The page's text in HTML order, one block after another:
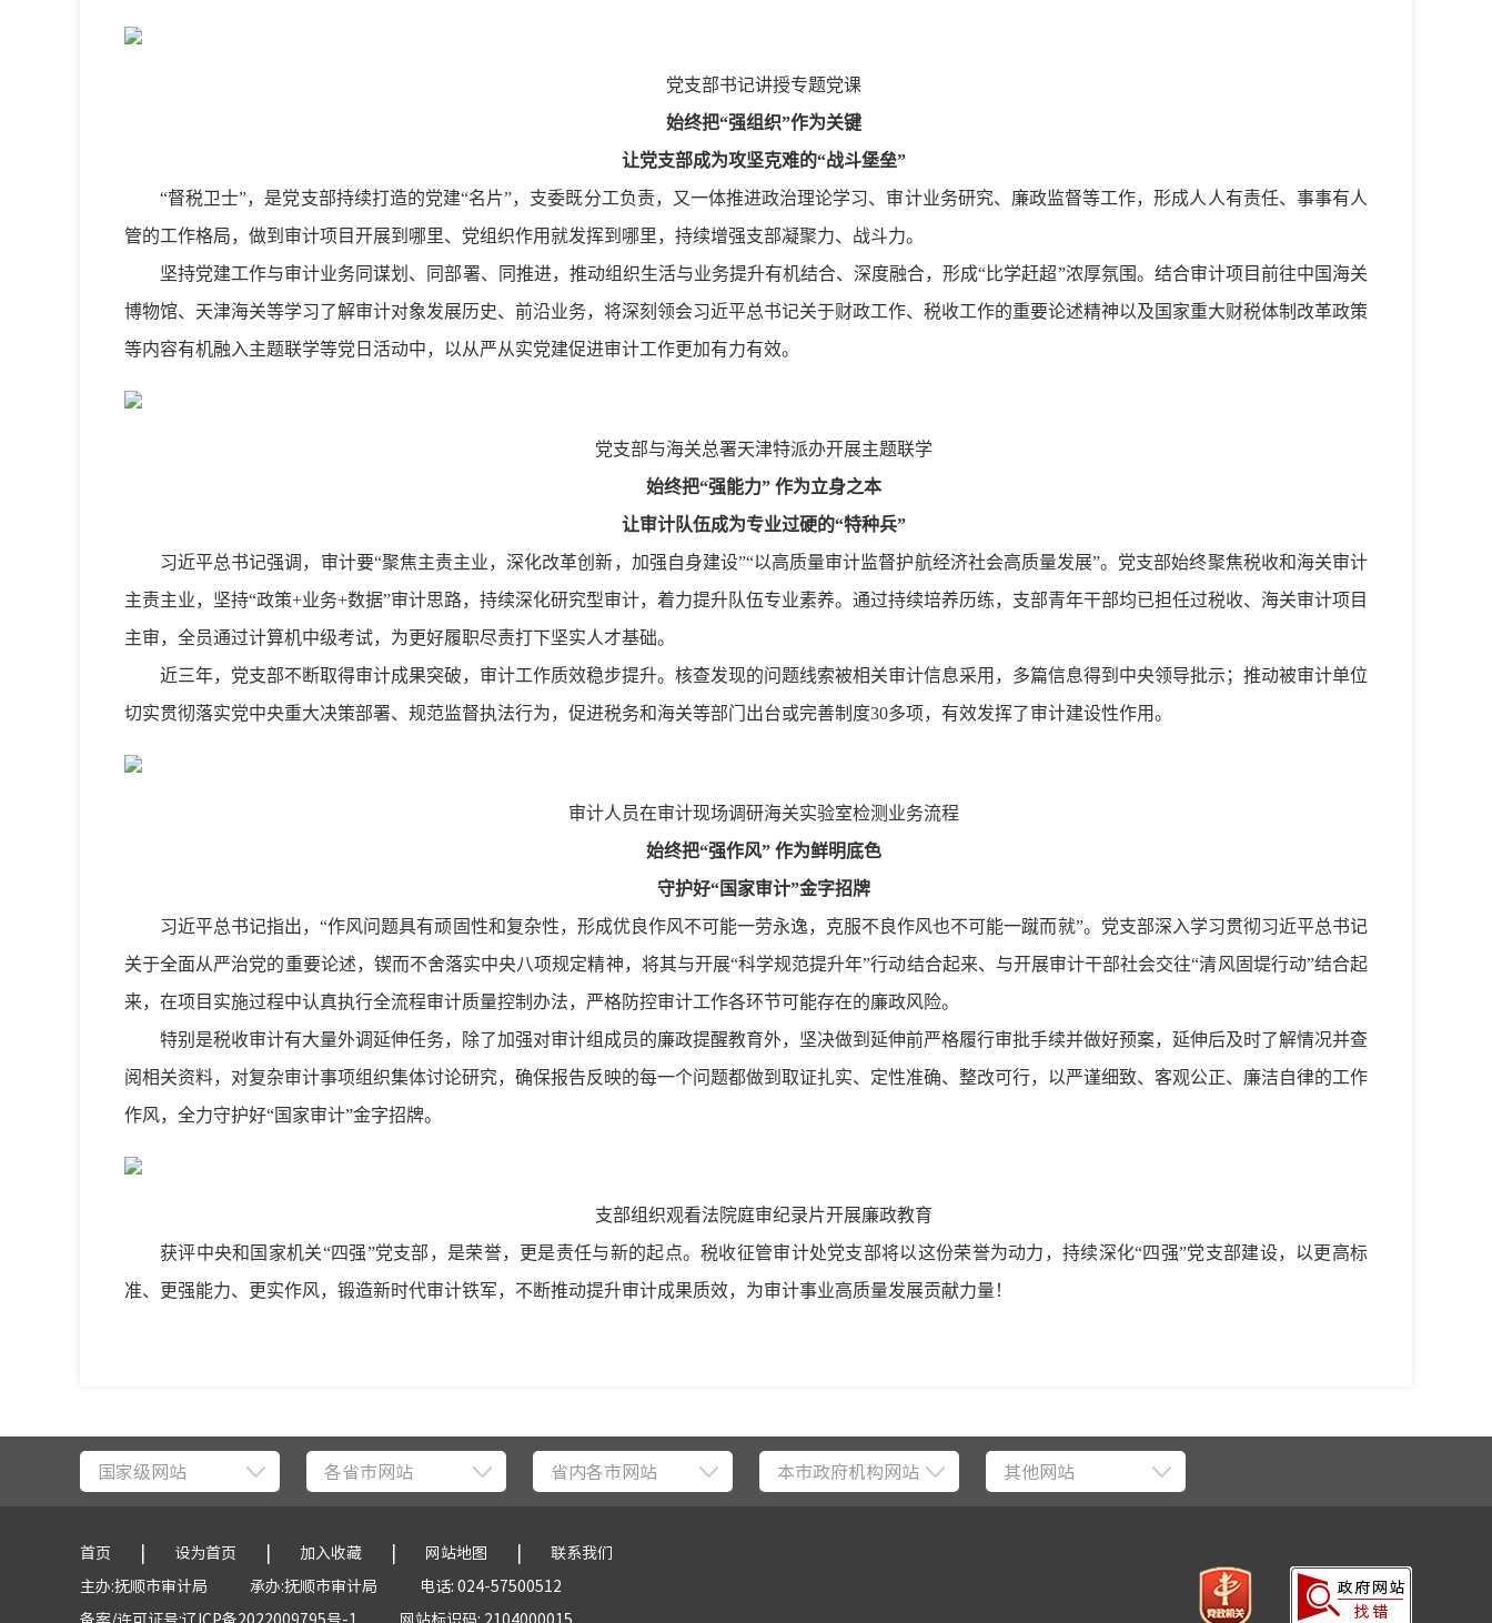
党支部书记讲授专题党课
始终把“强组织”作为关键
让党支部成为攻坚克难的“战斗堡垒”
“督税卫士”，是党支部持续打造的党建“名片”，支委既分工负责，又一体推进政治理论学习、审计业务研究、廉政监督等工作，形成人人有责任、事事有人
管的工作格局，做到审计项目开展到哪里、党组织作用就发挥到哪里，持续增强支部凝聚力、战斗力。
坚持党建工作与审计业务同谋划、同部署、同推进，推动组织生活与业务提升有机结合、深度融合，形成“比学赶超”浓厚氛围。结合审计项目前往中国海关
博物馆、天津海关等学习了解审计对象发展历史、前沿业务，将深刻领会习近平总书记关于财政工作、税收工作的重要论述精神以及国家重大财税体制改革政策
等内容有机融入主题联学等党日活动中，以从严从实党建促进审计工作更加有力有效。
党支部与海关总署天津特派办开展主题联学
始终把“强能力” 作为立身之本
让审计队伍成为专业过硬的“特种兵”
习近平总书记强调，审计要“聚焦主责主业，深化改革创新，加强自身建设”“以高质量审计监督护航经济社会高质量发展”。党支部始终聚焦税收和海关审计
主责主业，坚持“政策+业务+数据”审计思路，持续深化研究型审计，着力提升队伍专业素养。通过持续培养历练，支部青年干部均已担任过税收、海关审计项目
主审，全员通过计算机中级考试，为更好履职尽责打下坚实人才基础。
近三年，党支部不断取得审计成果突破，审计工作质效稳步提升。核查发现的问题线索被相关审计信息采用，多篇信息得到中央领导批示；推动被审计单位
切实贯彻落实党中央重大决策部署、规范监督执法行为，促进税务和海关等部门出台或完善制度30多项，有效发挥了审计建设性作用。
审计人员在审计现场调研海关实验室检测业务流程
始终把“强作风” 作为鲜明底色
守护好“国家审计”金字招牌
习近平总书记指出，“作风问题具有顽固性和复杂性，形成优良作风不可能一劳永逸，克服不良作风也不可能一蹴而就”。党支部深入学习贯彻习近平总书记
关于全面从严治党的重要论述，锲而不舍落实中央八项规定精神，将其与开展“科学规范提升年”行动结合起来、与开展审计干部社会交往“清风固堤行动”结合起
来，在项目实施过程中认真执行全流程审计质量控制办法，严格防控审计工作各环节可能存在的廉政风险。
特别是税收审计有大量外调延伸任务，除了加强对审计组成员的廉政提醒教育外，坚决做到延伸前严格履行审批手续并做好预案，延伸后及时了解情况并查
阅相关资料，对复杂审计事项组织集体讨论研究，确保报告反映的每一个问题都做到取证扎实、定性准确、整改可行，以严谨细致、客观公正、廉洁自律的工作
作风，全力守护好“国家审计”金字招牌。
支部组织观看法院庭审纪录片开展廉政教育
获评中央和国家机关“四强”党支部，是荣誉，更是责任与新的起点。税收征管审计处党支部将以这份荣誉为动力，持续深化“四强”党支部建设，以更高标
准、更强能力、更实作风，锻造新时代审计铁军，不断推动提升审计成果质效，为审计事业高质量发展贡献力量！
国家级网站 各省市网站 省内各市网站 本市政府机构网站 其他网站
首页 | 设为首页 | 加入收藏 | 网站地图 |
联系我们
主办:抚顺市审计局
承办:抚顺市审计局
电话: 024-57500512
备案/许可证号:辽ICP备2022009795号-1
网站标识码: 2104000015